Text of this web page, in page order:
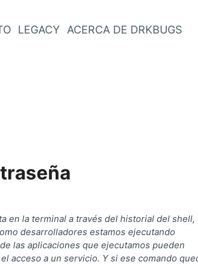
LEGACY ACERCA DE DRKBUGS
en la terminal a través del historial del shell,
desarrolladores estamos ejecutando
las aplicaciones que ejecutamos pueden
acceso a un servicio. Y si ese comando